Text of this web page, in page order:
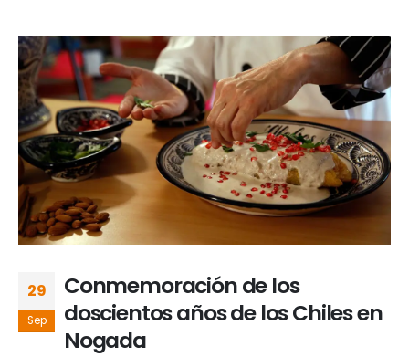
29
Sep
Conmemoración de los
doscientos años de los Chiles en
Nogada